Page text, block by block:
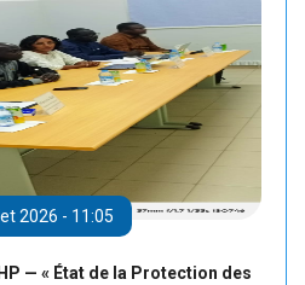
2026 - 11:05
— « État de la Protection des